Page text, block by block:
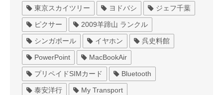
東京スカイツリー ヨドバシ ジェフ千葉
ピクサー 2009羊蹄山 ランクル
シンガポール イヤホン 呉史料館
PowerPoint MacBookAir
プリペイドSIMカード Bluetooth
泰安洋行 My Transport